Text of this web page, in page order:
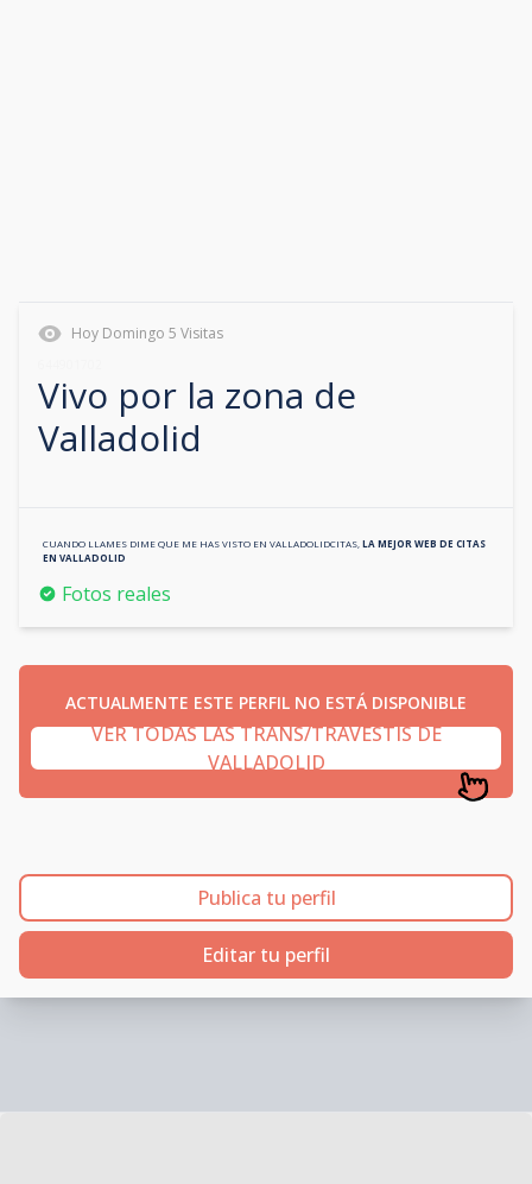
Hoy Domingo 5 Visitas
Vivo por la zona de
Valladolid
CUANDO LLAMES DIME QUE ME HAS VISTO EN VALLADOLIDCITAS LA MEJOR WEB DE CITAS
EN VALLADOLID
Fotos reales
ACTUALMENTE ESTE PERFIL NO ESTÁ DISPONIBLE
VER TODAS LAS TRANS/TRAVESTIS DE
VALLADOLID
Publica tu perfil
Editar tu perfil